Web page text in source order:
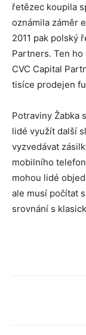
řetězec koupila
oznámila záměr
2011 pak polský
Partners. Ten
CVC Capital
tisíce prodejen
Potraviny Žabka
lidé využít další
vyzvedávat
mobilního
mohou lidé
ale musí počítat
srovnání s